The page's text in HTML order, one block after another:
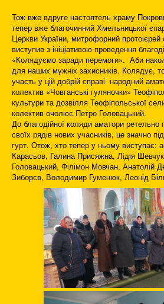
Тож вже вдруге настоятель храму
тепер вже благочинний Хмельницької
Церкви України, митрофорний
виступив з ініціативою проведення
«Колядуємо заради перемоги». Аби
для наших мужніх захисників. Колядує,
участь у цій добрій справі народний
колектив «Човганські гуляночки»
культури та дозвілля Теофіпольської
колектив очолює Петро Головацький.
До благодійної коляди аматори
своїх рядів нових учасників, це значно
гурт. Отож, хто тепер у ньому виступає:
Карасьов, Галина Присяжна, Лідія
Головацький, Філімон Мовчан, Анатолій
Зиборєв, Володимир Гуменюк, Леонід